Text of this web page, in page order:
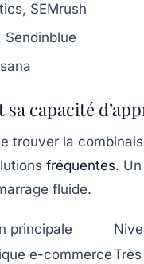
SEMrush
Sendinblue
capacité
trouver la
fréquentes.
fluide.
principale
e-commerce